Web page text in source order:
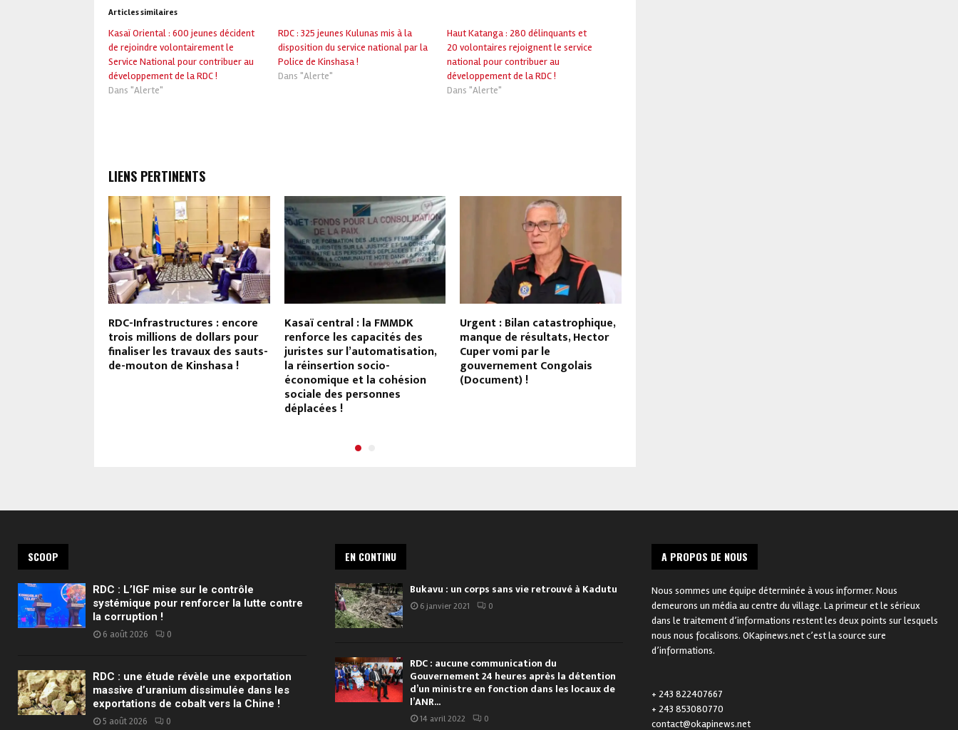
Articles similaires
Kasaï Oriental : 600 jeunes décident
de rejoindre volontairement le
Service National pour contribuer au
développement de la RDC !
Dans "Alerte"
RDC : 325 jeunes Kulunas mis à la
disposition du service national par la
Police de Kinshasa !
Dans "Alerte"
Haut Katanga : 280 délinquants et
20 volontaires rejoignent le service
national pour contribuer au
développement de la RDC !
Dans "Alerte"
LIENS PERTINENTS
RDC-Infrastructures : encore
trois millions de dollars pour
finaliser les travaux des sauts-
de-mouton de Kinshasa !
Kasaï central : la FMMDK
renforce les capacités des
juristes sur l’automatisation,
la réinsertion socio-
économique et la cohésion
sociale des personnes
déplacées !
Urgent : Bilan catastrophique,
manque de résultats, Hector
Cuper vomi par le
gouvernement Congolais
(Document) !
SCOOP
RDC : L’IGF mise sur le contrôle
systémique pour renforcer la lutte contre
la corruption !
6 août 2026 0
RDC : une étude révèle une exportation
massive d’uranium dissimulée dans les
exportations de cobalt vers la Chine !
5 août 2026 0
EN CONTINU
Bukavu : un corps sans vie retrouvé à Kadutu
6 janvier 2021 0
RDC : aucune communication du
Gouvernement 24 heures après la détention
d’un ministre en fonction dans les locaux de
l’ANR...
14 avril 2022 0
A PROPOS DE NOUS
Nous sommes une équipe déterminée à vous informer. Nous
demeurons un média au centre du village. La primeur et le sérieux
dans le traitement d’informations restent les deux points sur lesquels
nous nous focalisons. OKapinews.net c’est la source sure
d’informations.
+ 243 822407667
+ 243 853080770
contact@okapinews.net